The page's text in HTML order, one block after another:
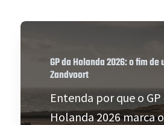
GP da Holanda 2026: o fim de
Zandvoort
Entenda por que o GP
Holanda 2026 marca